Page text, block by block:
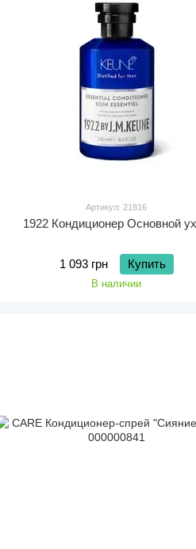
Артикул: 21816
1922 Кондиционер Основной
1 093 грн Купить
В наличии